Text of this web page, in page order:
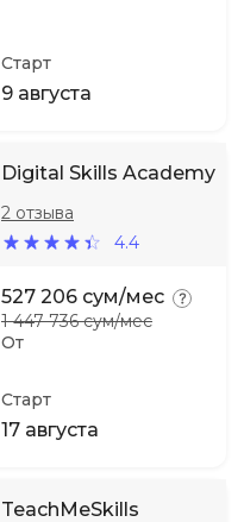
Старт
9 августа
Digital Skills Academy
4.4
2 отзыва
От
527 206 сум/мес
1 447 736 сум/мес
Старт
17 августа
TeachMeSkills